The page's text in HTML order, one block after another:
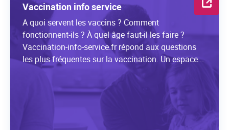
Vaccination info service
A quoi servent les vaccins ? Comment
fonctionnent-ils ? À quel âge faut-il les faire ?
Vaccination-info-service.fr répond aux questions
les plus fréquentes sur la vaccination. Un espace...